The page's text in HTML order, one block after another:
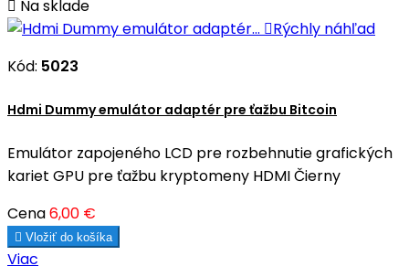
 Na sklade
Rýchly náhľad
Kód: 5023
Hdmi Dummy emulátor adaptér pre ťažbu Bitcoin
Emulátor zapojeného LCD pre rozbehnutie grafických
kariet GPU pre ťažbu kryptomeny HDMI Čierny
Cena6,00 €
 Vložiť do košíka
Viac